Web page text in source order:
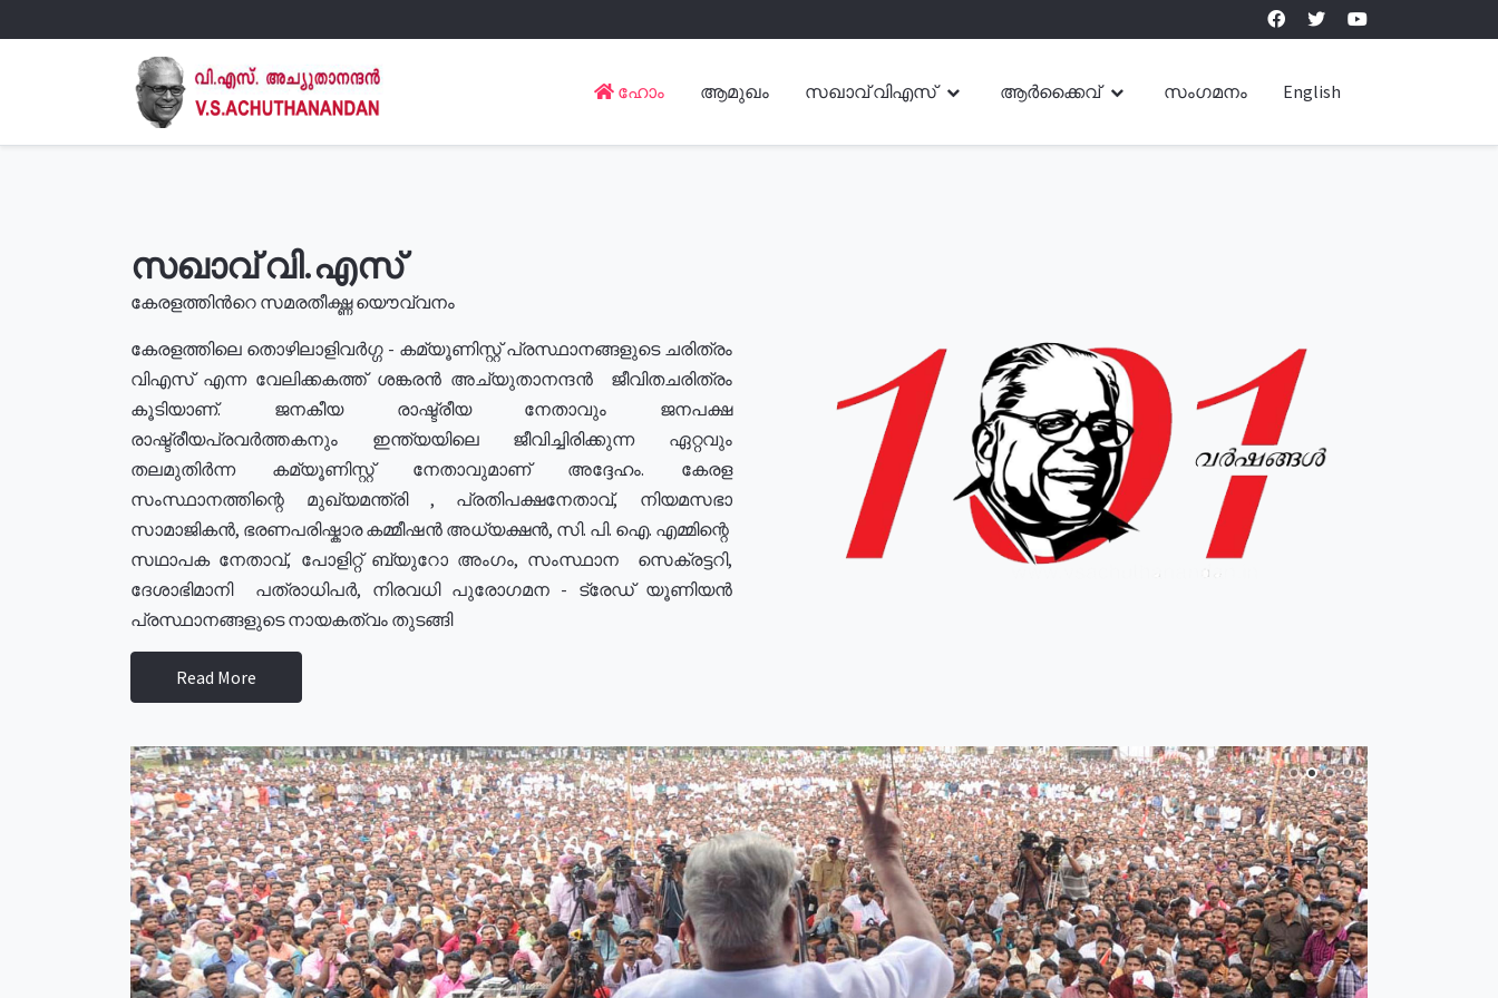
ഹോം ആമുഖം സഖാവ് വിഎസ് ആർക്കൈവ് സംഗമനം English
സഖാവ് വി.എസ്
കേരളത്തിൻറെ സമരതീക്ഷ്ണ യൌവ്വനം
കേരളത്തിലെ തൊഴിലാളിവർഗ്ഗ - കമ്യൂണിസ്റ്റ് പ്രസ്ഥാനങ്ങളുടെ ചരിത്രം
വിഎസ് എന്ന വേലിക്കകത്ത് ശങ്കരൻ അച്യുതാനന്ദൻ ജീവിതചരിത്രം
കൂടിയാണ്. ജനകീയ രാഷ്ട്രീയ നേതാവും ജനപക്ഷ
രാഷ്ട്രീയപ്രവർത്തകനും ഇന്ത്യയിലെ ജീവിച്ചിരിക്കുന്ന ഏറ്റവും
തലമുതിർന്ന കമ്യൂണിസ്റ്റ് നേതാവുമാണ് അദ്ദേഹം. കേരള
സംസ്ഥാനത്തിന്റെ മുഖ്യമന്ത്രി , പ്രതിപക്ഷനേതാവ്, നിയമസഭാ
സാമാജികൻ, ഭരണപരിഷ്കാര കമ്മീഷൻ അധ്യക്ഷൻ, സി. പി. ഐ. എമ്മിന്റെ
സഥാപക നേതാവ്, പോളിറ്റ് ബ്യുറോ അംഗം, സംസ്ഥാന സെക്രട്ടറി,
ദേശാഭിമാനി പത്രാധിപർ, നിരവധി പുരോഗമന - ട്രേഡ് യൂണിയൻ
പ്രസ്ഥാനങ്ങളുടെ നായകത്വം തുടങ്ങി
Read More